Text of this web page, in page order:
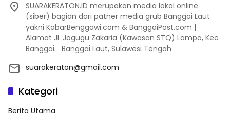
SUARAKERATON.ID merupakan media lokal online
(siber) bagian dari patner media grub Banggai Laut
yakni KabarBenggawi.com & BanggaiPost.com |
Alamat Jl. Jogugu Zakaria (Kawasan STQ) Lampa, Kec
Banggai. . Banggai Laut, Sulawesi Tengah
suarakeraton@gmail.com
Kategori
Berita Utama